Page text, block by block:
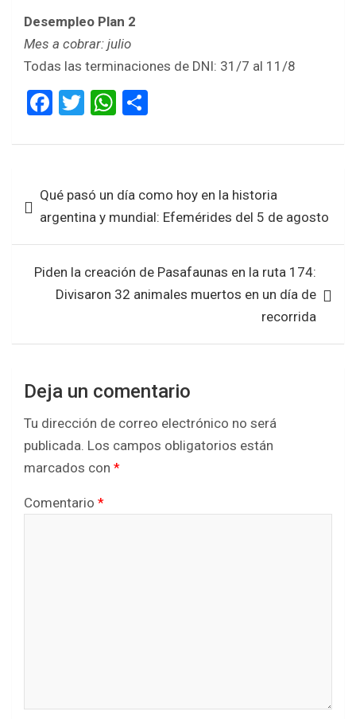
Desempleo Plan 2
Mes a cobrar: julio
Todas las terminaciones de DNI: 31/7 al 11/8
F
ce
o
o
k
T
tt
W
at
A
p
p
ar
de
entradas
Qué pasó un día como hoy en la historia
argentina y mundial: Efemérides del 5 de agosto
Piden la creación de Pasafaunas en la ruta 174:
Divisaron 32 animales muertos en un día de
recorrida
Deja un comentario
Tu dirección de correo electrónico no será
publicada. Los campos obligatorios están
marcados con *
Comentario *